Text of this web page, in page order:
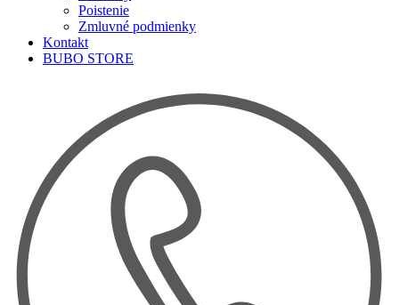
Poistenie
Zmluvné podmienky
Kontakt
BUBO STORE